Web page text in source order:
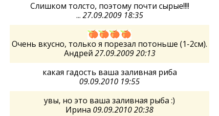
Слишком толсто, поэтому почти сырые!!!!
... 27.09.2009 18:35
Очень вкусно, только я порезал потоньше (1-2см).
Андрей 27.09.2009 20:13
какая гадость ваша заливная риба
09.09.2010 19:55
увы, но это ваша заливная рыба :)
Ирина 09.09.2010 20:38